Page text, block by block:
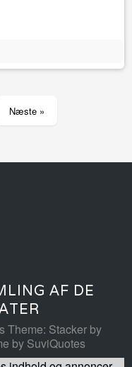
Næste »
AF DE
Theme: Stacker by
by SuviQuotes